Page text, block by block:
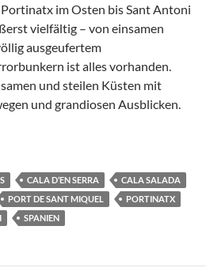
im Osten bis Sant Antoni
vielfältig – von einsamen
ausgeufertem
ist alles vorhanden.
und steilen Küsten mit
und grandiosen Ausblicken.
Tourismus, Traumstrände und
CALA D‘EN SERRA
CALA SALADA
PORT DE SANT MIQUEL
PORTINATX
SPANIEN